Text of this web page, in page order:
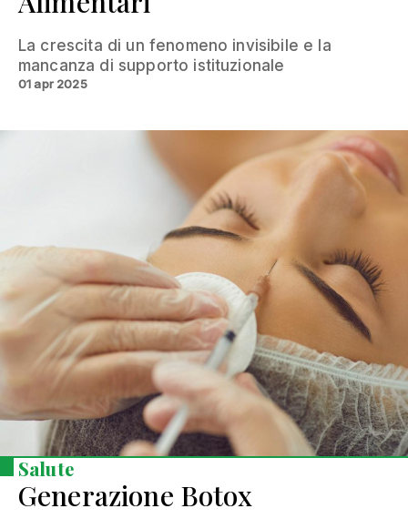
La crescita di un fenomeno invisibile e la
mancanza di supporto istituzionale
01 apr 2025
Salute
Generazione Botox